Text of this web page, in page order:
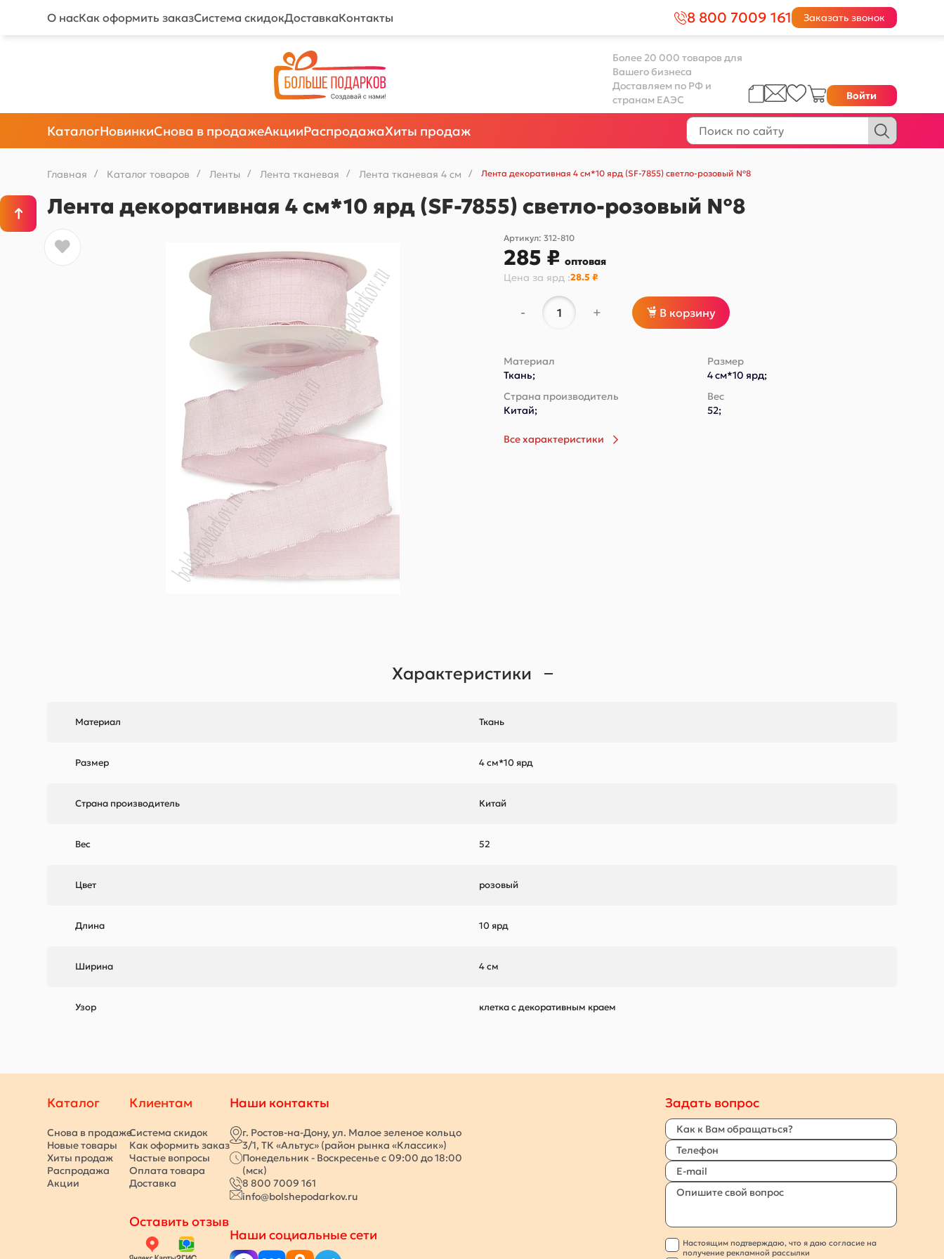
О насКак оформить заказСистема скидокДоставкаКонтакты 8 800 7009 161 Заказать звонок
Более 20 000 товаров для
Вашего бизнеса
Доставляем по РФ и
странам ЕАЭС
Войти
КаталогНовинкиСнова в продажеАкцииРаспродажаХиты продаж
Главная / Каталог товаров / Ленты / Лента тканевая / Лента тканевая 4 см / Лента декоративная 4 см*10 ярд (SF-7855) светло-розовый №8
Лента декоративная 4 см*10 ярд (SF-7855) светло-розовый №8
Артикул:312-810
285 ₽оптовая
Цена за ярд :28.5 ₽
- + В корзину
Материал
Ткань;
Размер
4 см*10 ярд;
Страна производитель
Китай;
Вес
52;
Все характеристики
Характеристики
Материал Ткань
Размер 4 см*10 ярд
Страна производитель Китай
Вес 52
Цвет розовый
Длина 10 ярд
Ширина 4 см
Узор клетка с декоративным краем
Каталог
Снова в продаже
Новые товары
Хиты продаж
Распродажа
Акции
Клиентам
Система скидок
Как оформить заказ
Частые вопросы
Оплата товара
Доставка
Оставить отзыв
Наши контакты
г. Ростов-на-Дону, ул. Малое зеленое кольцо
3/1, ТК «Альтус» (район рынка «Классик»)
Понедельник - Воскресенье с 09:00 до 18:00
(мск)
8 800 7009 161
info@bolshepodarkov.ru
Наши социальные сети
Задать вопрос
Настоящим подтверждаю, что я даю согласие на
получение рекламной рассылки